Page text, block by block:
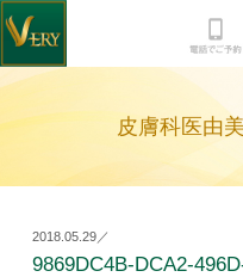
皮膚科医由
2018.05.29／
9869DC4B-DCA2-